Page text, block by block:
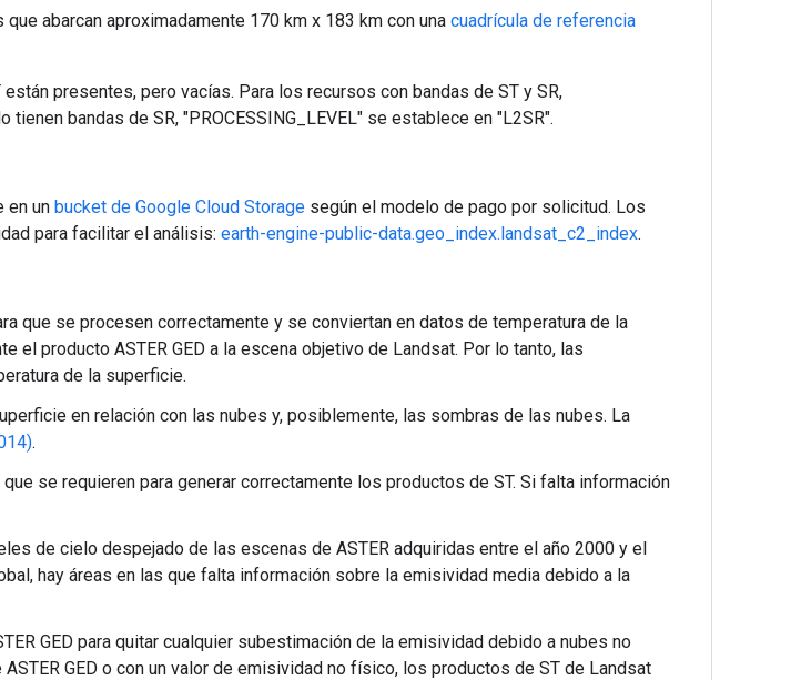
abarcan aproximadamente 170 km x 183 km con una cuadrícula de referencia
presentes, pero vacías. Para los recursos con bandas de ST y SR,
bandas de SR, "PROCESSING_LEVEL" se establece en "L2SR".
en un bucket de Google Cloud Storage según el modelo de pago por solicitud. Los
para facilitar el análisis: earth-engine-public-data.geo_index.landsat_c2_index.
que se procesen correctamente y se conviertan en datos de temperatura de la
el producto ASTER GED a la escena objetivo de Landsat. Por lo tanto, las
de la superficie.
en relación con las nubes y, posiblemente, las sombras de las nubes. La
.
se requieren para generar correctamente los productos de ST. Si falta información
de cielo despejado de las escenas de ASTER adquiridas entre el año 2000 y el
hay áreas en las que falta información sobre la emisividad media debido a la
GED para quitar cualquier subestimación de la emisividad debido a nubes no
GED o con un valor de emisividad no físico, los productos de ST de Landsat